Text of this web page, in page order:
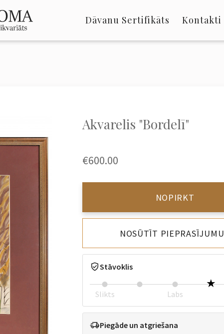
Dāvanu Sertifikāts Kontakti
Akvarelis "Bordelī"
€600.00
NOPIRKT
NOSŪTĪT PIEPRASĪJUMU
Stāvoklis
Slikts Labs
Piegāde un atgriešana